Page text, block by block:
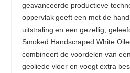
geavanceerde productieve
oppervlak geeft een met de
uitstraling en een gezellig,
Smoked Handscraped White
combineert de voordelen van
geoliede vloer en voegt extra